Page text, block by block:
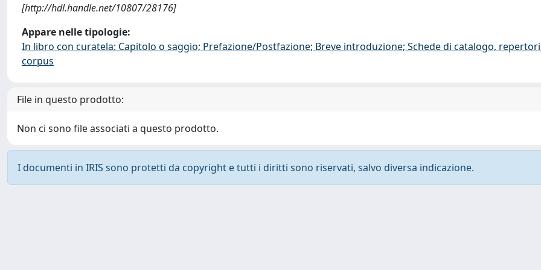
[http://hdl.handle.net/10807/28176]
Appare nelle tipologie:
In libro con curatela: Capitolo o saggio; Prefazione/Postfazione; Breve introduzione; Schede di catalogo,
corpus
File in questo prodotto:
Non ci sono file associati a questo prodotto.
I documenti in IRIS sono protetti da copyright e tutti i diritti sono riservati, salvo diversa indicazione.